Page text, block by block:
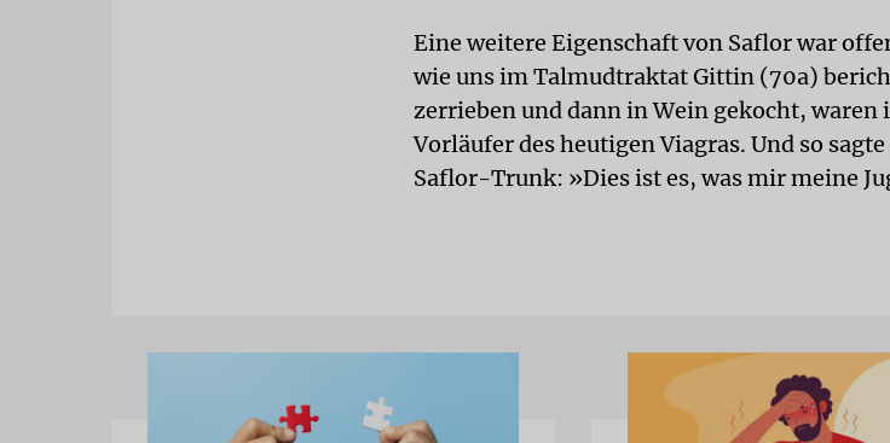
Eine weitere Eigenschaft von Saflor war
wie uns im Talmudtraktat Gittin (70a)
zerrieben und dann in Wein gekocht,
Vorläufer des heutigen Viagras. Und so
Saflor-Trunk: »Dies ist es, was mir meine